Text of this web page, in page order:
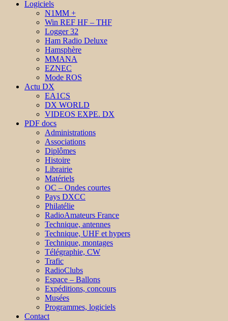
Logiciels
N1MM +
Win REF HF – THF
Logger 32
Ham Radio Deluxe
Hamsphère
MMANA
EZNEC
Mode ROS
Actu DX
EA1CS
DX WORLD
VIDEOS EXPE. DX
PDF docs
Administrations
Associations
Diplômes
Histoire
Librairie
Matériels
OC – Ondes courtes
Pays DXCC
Philatélie
RadioAmateurs France
Technique, antennes
Technique, UHF et hypers
Technique, montages
Télégraphie, CW
Trafic
RadioClubs
Espace – Ballons
Expéditions, concours
Musées
Programmes, logiciels
Contact